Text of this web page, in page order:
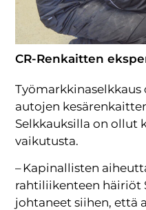
CR-Renkaitten
autojen
Selkkauksilla on ollut
vaikutusta.
– Kapinallisten
rahtiliikenteen häiriöt
johtaneet siihen, että